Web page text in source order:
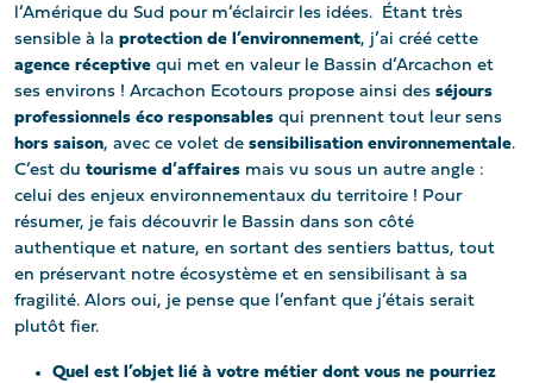
l’Amérique du Sud pour m’éclaircir les idées. Étant très
sensible à la protection de l’environnement, j’ai créé cette
agence réceptive qui met en valeur le Bassin d’Arcachon et
ses environs ! Arcachon Ecotours propose ainsi des séjours
professionnels éco responsables qui prennent tout leur sens
hors saison, avec ce volet de sensibilisation environnementale.
C’est du tourisme d’affaires mais vu sous un autre angle :
celui des enjeux environnementaux du territoire ! Pour
résumer, je fais découvrir le Bassin dans son côté
authentique et nature, en sortant des sentiers battus, tout
en préservant notre écosystème et en sensibilisant à sa
fragilité. Alors oui, je pense que l’enfant que j’étais serait
plutôt fier.
Quel est l’objet lié à votre métier dont vous ne pourriez